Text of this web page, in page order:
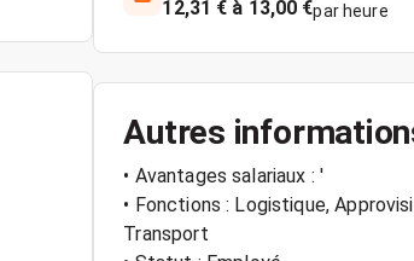
12,31 € à 13,00 €par heure
Autres
• Avantages salariaux : '
• Fonctions : Logistique,
Transport